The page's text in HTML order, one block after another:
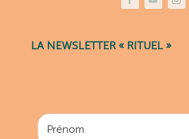
LA NEWSLETTER « RITUEL »